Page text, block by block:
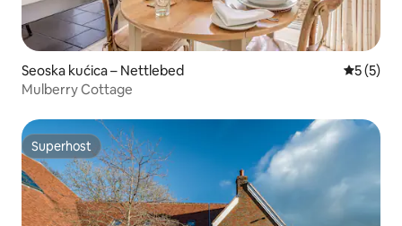
Seoska kućica – Nettlebed
5 (5)
Mulberry Cottage
Superhost
Superhost